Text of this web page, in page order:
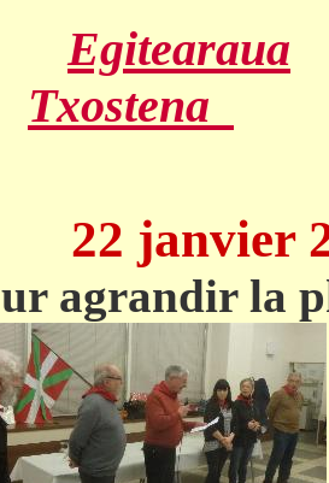
Egitearaua
Txostena
22 janvier
agrandir la